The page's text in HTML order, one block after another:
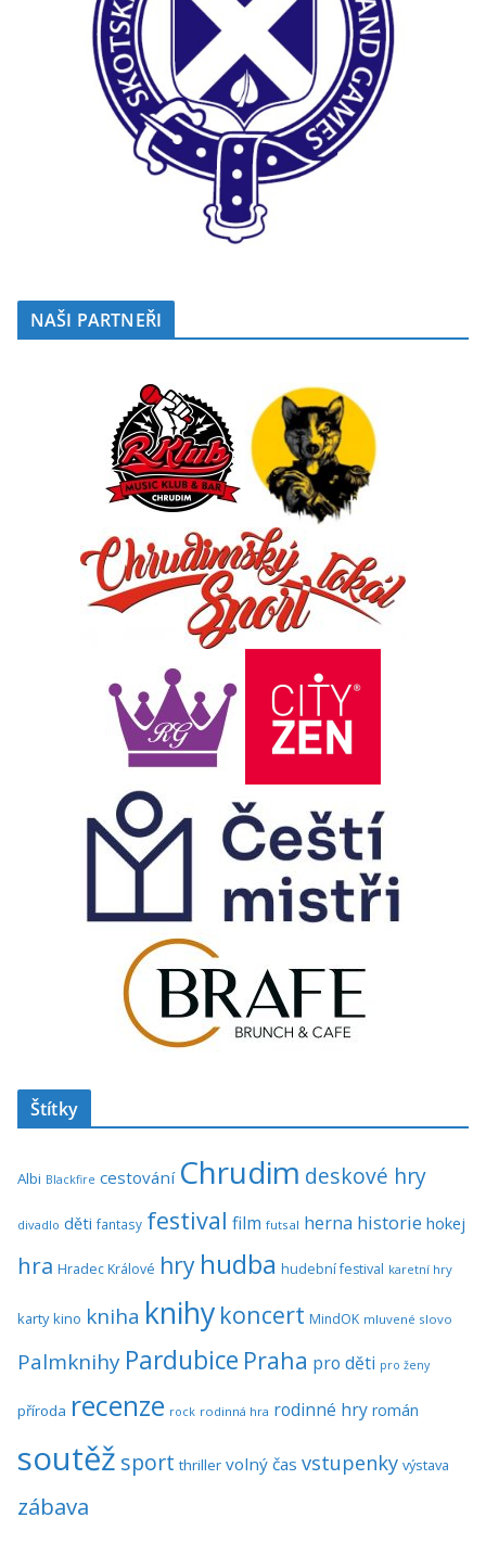
NAŠI PARTNEŘI
Štítky
Albi Blackfire cestování Chrudim deskové hry
divadlo děti fantasy festival film futsal herna historie hokej
hra Hradec Králové hry hudba hudební festival karetní hry
karty kino kniha knihy koncert MindOK mluvené slovo
Palmknihy Pardubice Praha pro děti pro ženy
příroda recenze rock rodinná hra rodinné hry román
soutěž sport thriller volný čas vstupenky výstava
zábava